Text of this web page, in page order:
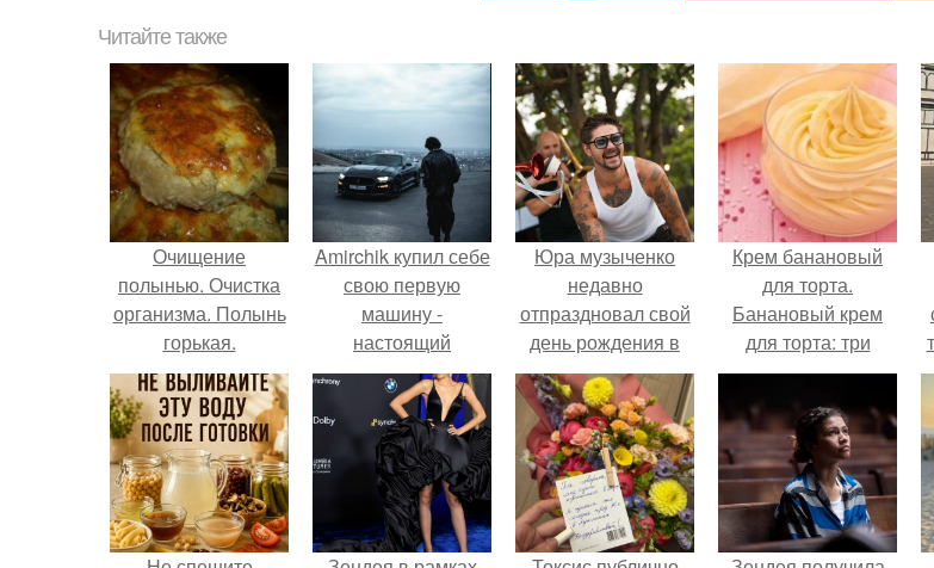
Читайте также
Очищение
полынью. Очистка
организма. Полынь
горькая.
Amirchik купил себе
свою первую
машину -
настоящий
автомобиль мечты
для многих
автолюбителей.
Юра музыченко
недавно
отпраздновал свой
день рождения в
кругу самых
близких и родных
людей.
Крем банановый
для торта.
Банановый крем
для торта: три
рецепта как
приготовить.